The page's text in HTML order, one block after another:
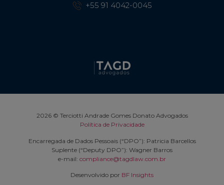
+55 91 4042-0045
2026 © Terciotti Andrade Gomes Donato Advogados
Política de Privacidade
Encarregada de Dados Pessoais (“DPO”): Patricia Barcellos
Suplente (“Deputy DPO”): Wagner Barros
e-mail: compliance@tagdlaw.com.br
Desenvolvido por BF Insights